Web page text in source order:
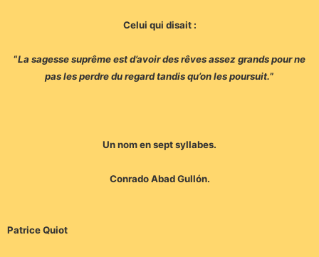
Celui qui disait :
“La sagesse suprême est d’avoir des rêves assez grands pour ne
pas les perdre du regard tandis qu’on les poursuit.”
Un nom en sept syllabes.
Conrado Abad Gullón.
Patrice Quiot